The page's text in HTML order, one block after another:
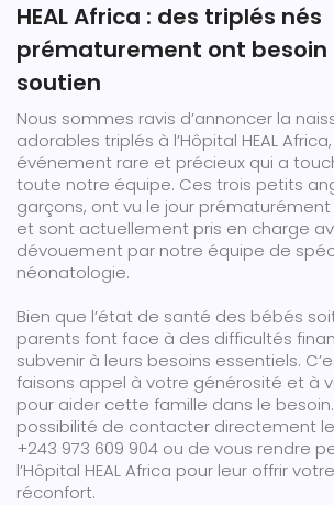
HEAL Africa : des triplés nés
prématurement ont besoin
soutien
Nous sommes ravis d’annoncer la
adorables triplés à l’Hôpital HEAL
événement rare et précieux qui a
toute notre équipe. Ces trois petits
garçons, ont vu le jour
et sont actuellement pris en charge
dévouement par notre équipe de
néonatologie.
Bien que l’état de santé des bébés
parents font face à des difficultés
subvenir à leurs besoins essentiels.
faisons appel à votre générosité et à
pour aider cette famille dans le
possibilité de contacter directement
+243 973 609 904 ou de vous rendre
l’Hôpital HEAL Africa pour leur offrir
réconfort.